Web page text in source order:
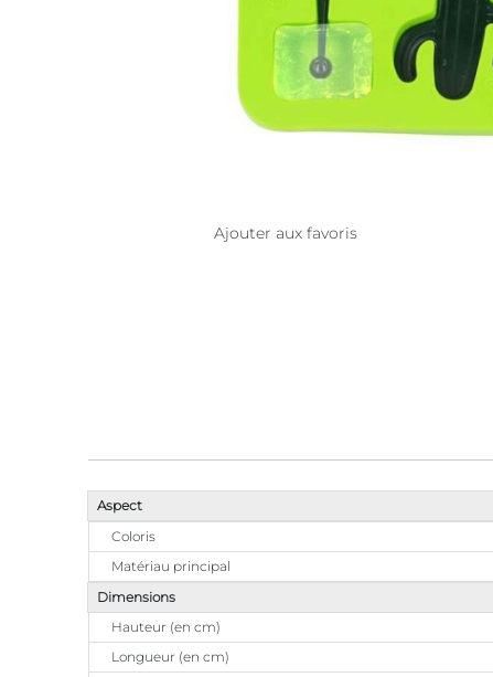
Ajouter aux favoris
Aspect
Coloris
Matériau principal
Dimensions
Hauteur (en cm)
Longueur (en cm)